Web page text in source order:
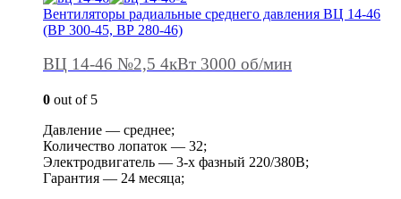
Вентиляторы радиальные среднего давления ВЦ 14-46
(ВР 300-45, ВР 280-46)
ВЦ 14-46 №2,5 4кВт 3000 об/мин
0 out of 5
Давление — среднее;
Количество лопаток — 32;
Электродвигатель — 3-х фазный 220/380В;
Гарантия — 24 месяца;